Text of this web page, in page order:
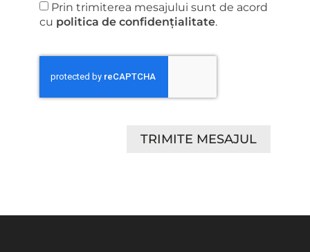
Prin trimiterea mesajului sunt de acord
cu politica de confidențialitate.
TRIMITE MESAJUL